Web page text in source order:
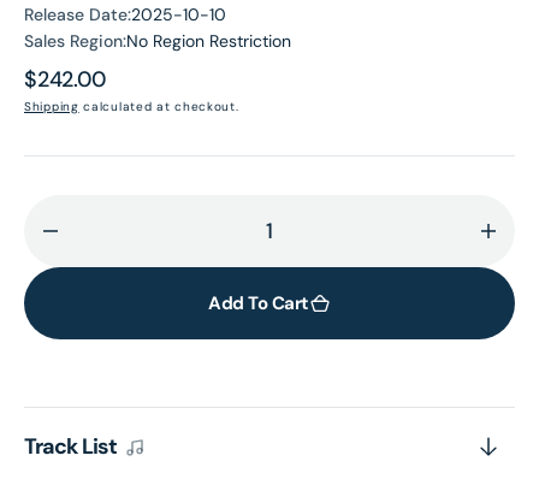
Release Date:2025-10-10
Sales Region:No Region Restriction
Regular
price
$242.00
Shipping calculated at checkout.
quantity
Private
(日
本
for
(日
本
Add To Cart
Track List